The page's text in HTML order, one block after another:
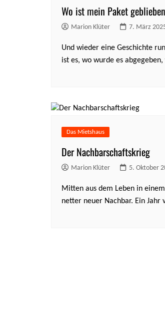
Wo ist mein Paket
Marion Klüter 7. März
Und wieder eine Geschichte
ist es, wo wurde es
Das Mietshaus
Der Nachbarschaftskrieg
Marion Klüter 5. Oktober
Mitten aus dem Leben in
netter neuer Nachbar. Ein Jahr